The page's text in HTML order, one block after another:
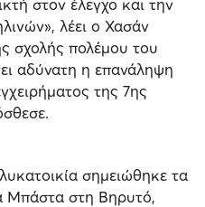
στον έλεγχο και την
λέει ο Χασάν
σχολής πολέμου του
αδύνατη η επανάληψη
της 7ης
σημειώθηκε τα
Μπάστα στη Βηρυτό,